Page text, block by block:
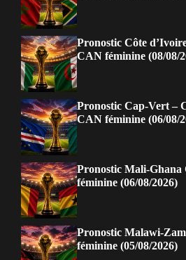
Pronostic Côte
CAN féminine (08/08/
Pronostic Cap-Vert –
CAN féminine (06/08/
Pronostic Mali-Ghana
féminine (06/08/2026)
Pronostic Malawi-
féminine (05/08/2026)